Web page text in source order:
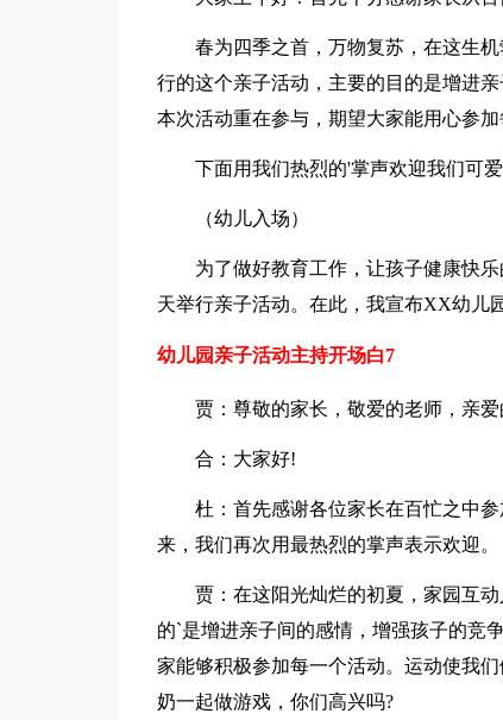
春为四季之首，万物复苏，在这生
行的这个亲子活动，主要的目的是增进
本次活动重在参与，期望大家能用心参加
下面用我们热烈的'掌声欢迎我们可
（幼儿入场）
为了做好教育工作，让孩子健康快
天举行亲子活动。在此，我宣布XX幼儿
幼儿园亲子活动主持开场白7
贾：尊敬的家长，敬爱的老师，亲
合：大家好!
杜：首先感谢各位家长在百忙之中
来，我们再次用最热烈的掌声表示欢迎。
贾：在这阳光灿烂的初夏，家园互
的`是增进亲子间的感情，增强孩子的竞
家能够积极参加每一个活动。运动使我
奶一起做游戏，你们高兴吗?